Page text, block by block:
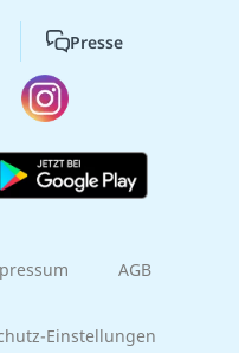
Presse
AGB
Einstellungen